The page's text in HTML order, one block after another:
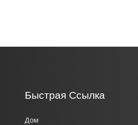
Быстрая Ссылка
Дом